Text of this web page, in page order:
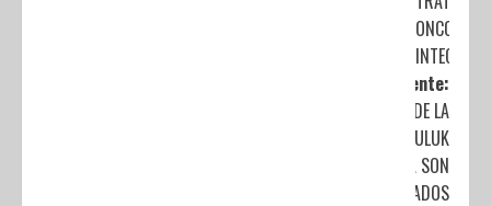
Siguiente:
LA CASA DE LA
PLAYA Y MULUK
SPA SON
GALARDONADOS